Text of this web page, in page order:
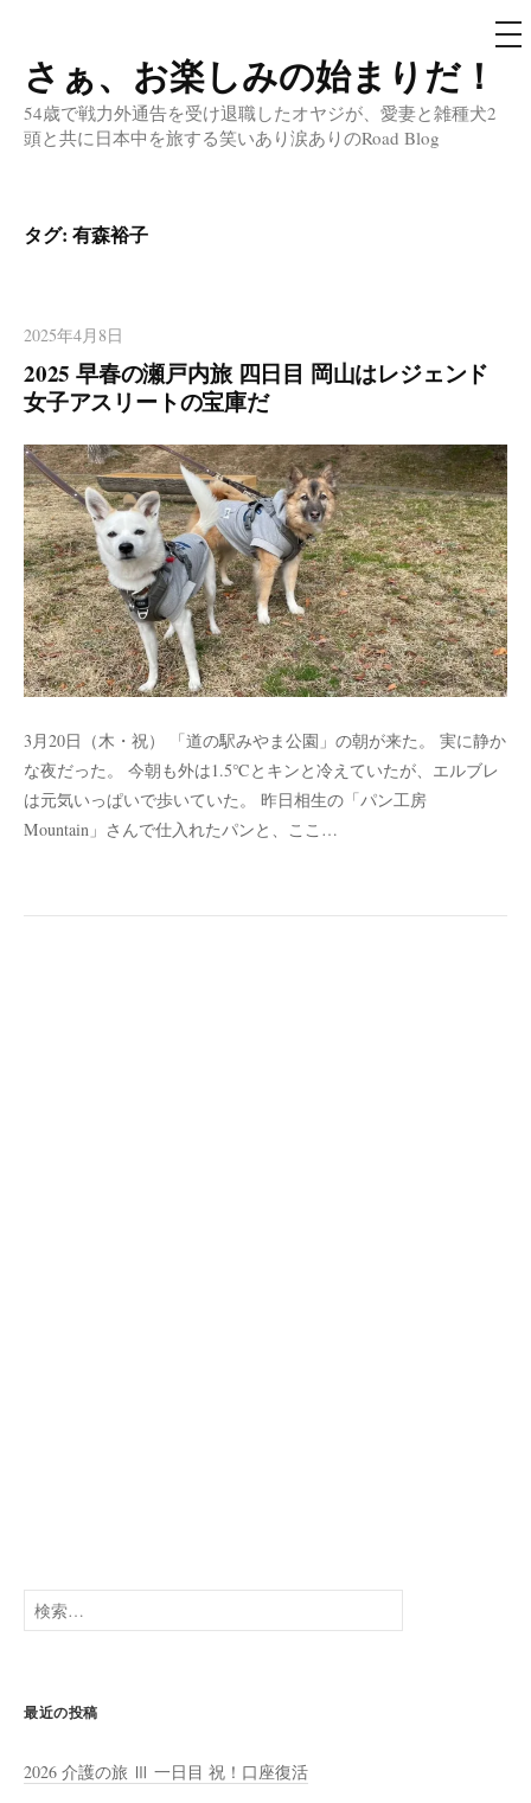
コ
ン
テ
へ
ッ
さぁ、お楽しみの始まりだ！
54歳で戦力外通告を受け退職したオヤジが、愛妻と雑種犬2
頭と共に日本中を旅する笑いあり涙ありのRoad Blog
メ
ニ
タグ: 有森裕子
2025年4月8日
2025 早春の瀬戸内旅 四日目 岡山はレジェンド
女子アスリートの宝庫だ
3月20日（木・祝） 「道の駅みやま公園」の朝が来た。 実に静か
な夜だった。 今朝も外は1.5℃とキンと冷えていたが、エルブレ
は元気いっぱいで歩いていた。 昨日相生の「パン工房
Mountain」さんで仕入れたパンと、ここ…
検
索:
最近の投稿
2026 介護の旅 Ⅲ 一日目 祝！口座復活